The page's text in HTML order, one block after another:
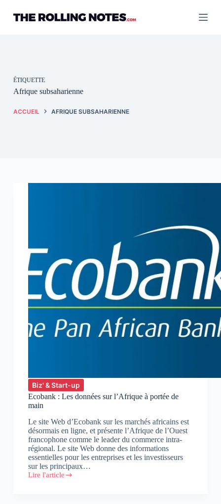
contenu
ÉTIQUETTE
Afrique subsaharienne
ACCUEIL AFRIQUE SUBSAHARIENNE
Biz' & Start-up
Ecobank : Les données sur l’Afrique à portée de
main
Le site Web d’Ecobank sur les marchés africains est
désormais en ligne, et présente l’Afrique de l’Ouest
francophone comme le leader du commerce intra-
régional. Le site Web donne des informations
essentielles pour les entreprises et les investisseurs
sur les principaux…
Lire l'article
Ecobank